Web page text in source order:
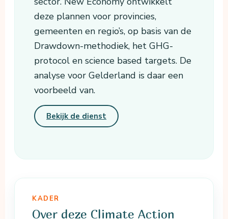
deze plannen voor provincies,
gemeenten en regio’s, op basis van de
Drawdown-methodiek, het GHG-
protocol en science based targets. De
analyse voor Gelderland is daar een
voorbeeld van.
Bekijk de dienst
KADER
Over deze Climate Action